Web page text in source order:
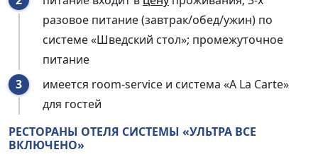
разовое питание (завтрак/обед/ужин) по
системе «Шведский стол»; промежуточное
питание
имеется room-service и система «A La Carte»
для гостей
РЕСТОРАНЫ ОТЕЛЯ СИСТЕМЫ «УЛЬТРА ВСЕ
ВКЛЮЧЕНО»